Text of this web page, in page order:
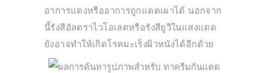
อาการแดงหรืออาการถูกแดดเผาได้ นอกจาก
นี้รังสีอัลตราไวโอเลตหรือรังสียูวีในแสงแดด
ยังอาจทำให้เกิดโรคมะเร็งผิวหนังได้อีกด้วย